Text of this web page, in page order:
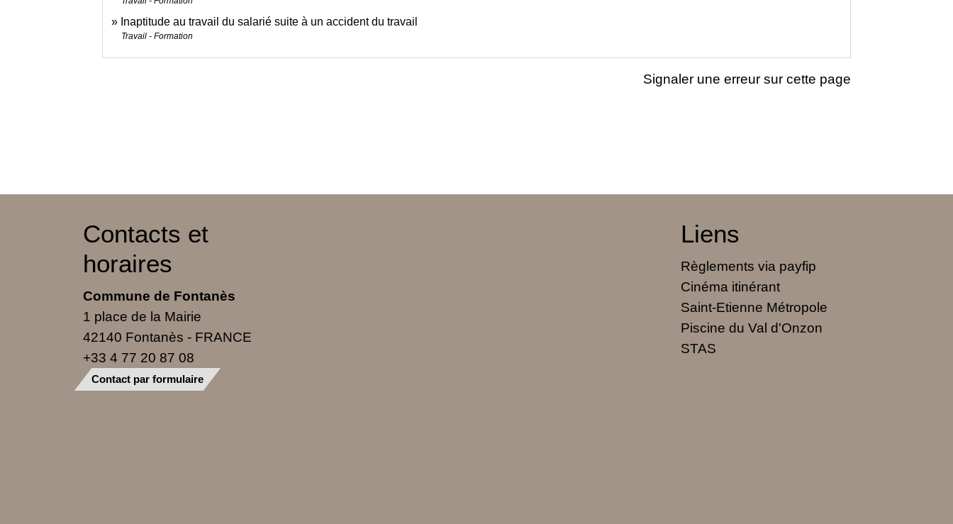
Inaptitude au travail du salarié suite à un accident du travail
Travail - Formation
Signaler une erreur sur cette page
Contacts et
horaires
Commune de Fontanès
1 place de la Mairie
42140 Fontanès - FRANCE
+33 4 77 20 87 08
Contact par formulaire
Liens
Règlements via payfip
Cinéma itinérant
Saint-Etienne Métropole
Piscine du Val d'Onzon
STAS